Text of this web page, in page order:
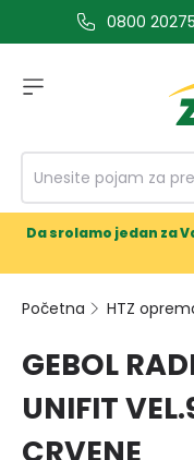
glavni sadržaj0800 20275
Da srolamo jedan za
Početna HTZ
GEBOL
UNIFIT
CRVENE